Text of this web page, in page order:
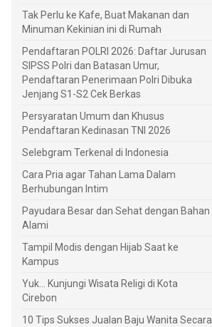
Tak Perlu ke Kafe, Buat Makanan dan
Minuman Kekinian ini di Rumah
Pendaftaran POLRI 2026: Daftar Jurusan
SIPSS Polri dan Batasan Umur,
Pendaftaran Penerimaan Polri Dibuka
Jenjang S1-S2 Cek Berkas
Persyaratan Umum dan Khusus
Pendaftaran Kedinasan TNI 2026
Selebgram Terkenal di Indonesia
Cara Pria agar Tahan Lama Dalam
Berhubungan Intim
Payudara Besar dan Sehat dengan Bahan
Alami
Tampil Modis dengan Hijab Saat ke
Kampus
Yuk... Kunjungi Wisata Religi di Kota
Cirebon
10 Tips Sukses Jualan Baju Wanita Secara